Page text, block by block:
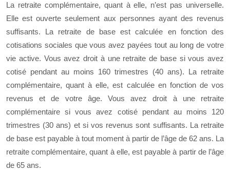
La retraite complémentaire, quant à elle, n’est pas universelle.
Elle est ouverte seulement aux personnes ayant des revenus
suffisants. La retraite de base est calculée en fonction des
cotisations sociales que vous avez payées tout au long de votre
vie active. Vous avez droit à une retraite de base si vous avez
cotisé pendant au moins 160 trimestres (40 ans). La retraite
complémentaire, quant à elle, est calculée en fonction de vos
revenus et de votre âge. Vous avez droit à une retraite
complémentaire si vous avez cotisé pendant au moins 120
trimestres (30 ans) et si vos revenus sont suffisants. La retraite
de base est payable à tout moment à partir de l’âge de 62 ans. La
retraite complémentaire, quant à elle, est payable à partir de l’âge
de 65 ans.